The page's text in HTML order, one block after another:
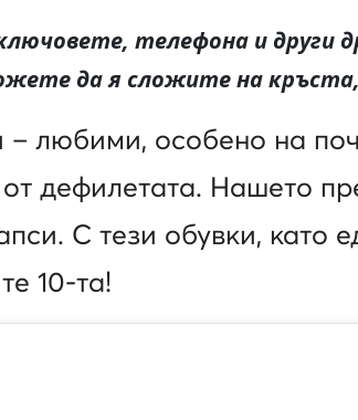
телефона и други
да я сложите на
– любими, особено на
дефилетата. Нашето
С тези обувки, като
10-та!